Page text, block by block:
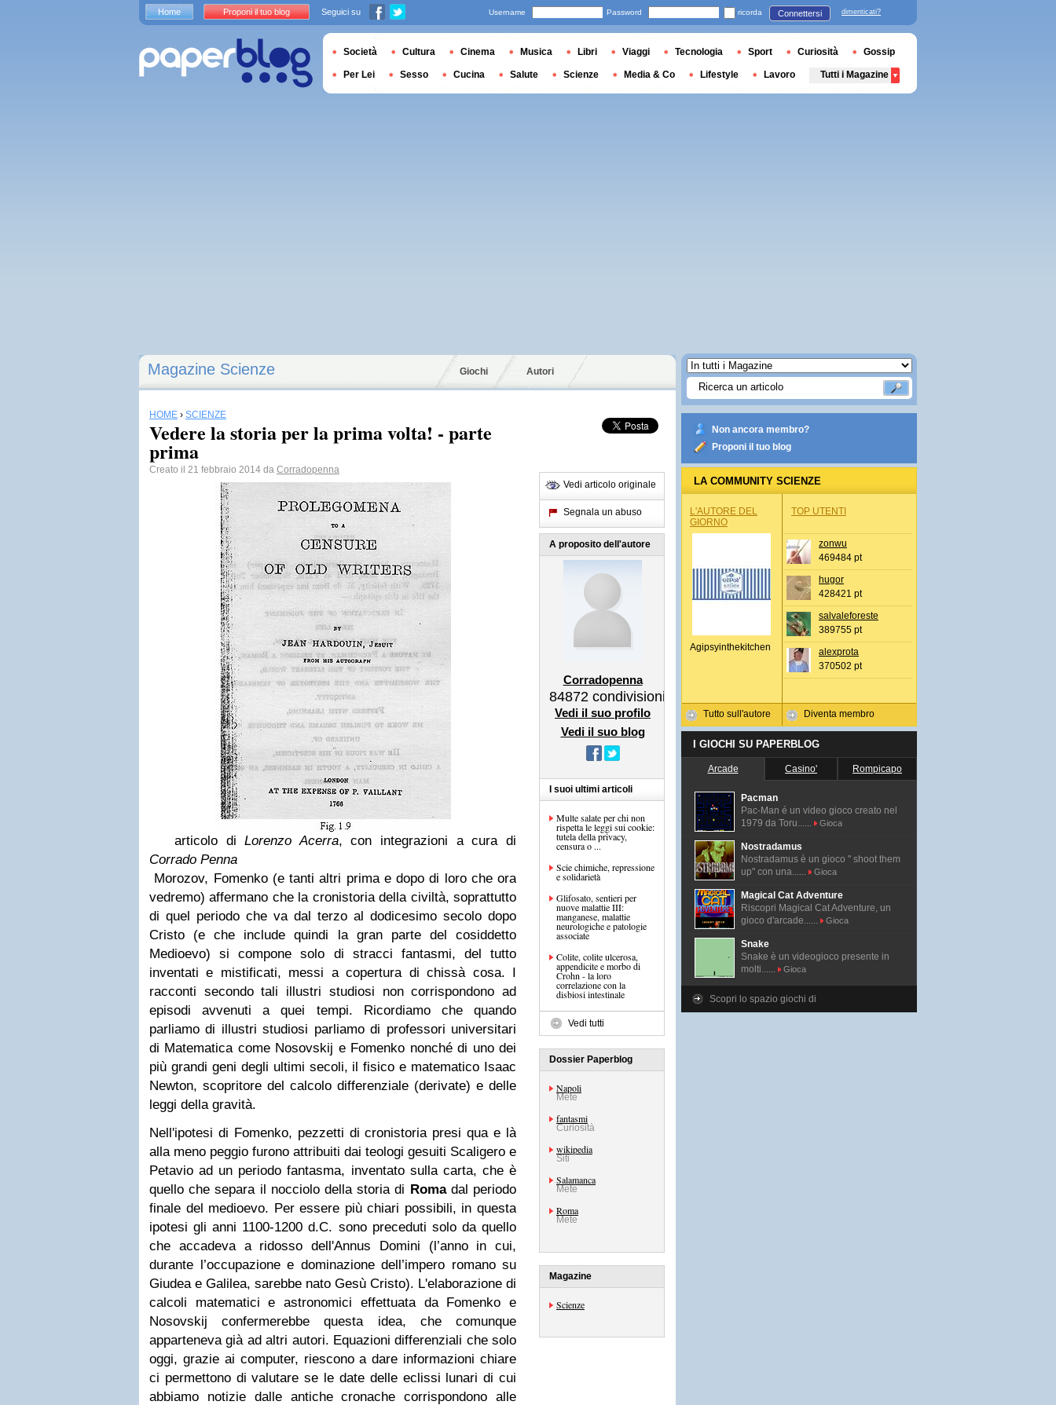
Magazine Scienze Giochi Autori
HOME › SCIENZE
Vedere la storia per la prima volta! - parte
prima
Creato il 21 febbraio 2014 da Corradopenna
articolo diLorenzo Acerra, con integrazioni a cura di
Corrado Penna
Morozov, Fomenko (e tanti altri prima e dopo di loro che ora
vedremo) affermano che la cronistoria della civiltà, soprattutto
di quel periodo che va dal terzo al dodicesimo secolo dopo
Cristo (e che include quindi la gran parte del cosiddetto
Medioevo) si compone solo di stracci fantasmi, del tutto
inventati e mistificati, messi a copertura di chissà cosa. I
racconti secondo tali illustri studiosi non corrispondono ad
episodi avvenuti a quei tempi. Ricordiamo che quando
parliamo di illustri studiosi parliamo di professori universitari
di Matematica come Nosovskij e Fomenko nonché di uno dei
più grandi geni degli ultimi secoli, il fisico e matematico Isaac
Newton, scopritore del calcolo differenziale (derivate) e delle
leggi della gravità.
Nell'ipotesi di Fomenko, pezzetti di cronistoria presi qua e là
alla meno peggio furono attribuiti dai teologi gesuiti Scaligero e
Petavio ad un periodo fantasma, inventato sulla carta, che è
quello che separa il nocciolo della storia di Romadal periodo
finale del medioevo. Per essere più chiari possibili, in questa
ipotesi gli anni 1100-1200 d.C. sono preceduti solo da quello
che accadeva a ridosso dell'Annus Domini (l’anno in cui,
durante l’occupazione e dominazione dell’impero romano su
Giudea e Galilea, sarebbe nato Gesù Cristo). L'elaborazione di
calcoli matematici e astronomici effettuata da Fomenko e
Nosovskij confermerebbe questa idea, che comunque
apparteneva già ad altri autori. Equazioni differenziali che solo
oggi, grazie ai computer, riescono a dare informazioni chiare
ci permettono di valutare se le date delle eclissi lunari di cui
abbiamo notizie dalle antiche cronache corrispondono alle
Vedi articolo originale
Segnala un abuso
A proposito dell'autore
Corradopenna
84872 condivisioni
Vedi il suo profilo
Vedi il suo blog
I suoi ultimi articoli
Multe salate per chi non
rispetta le leggi sui cookie:
tutela della privacy,
censura o ...
Scie chimiche, repressione
e solidarietà
Glifosato, sentieri per
nuove malattie III:
manganese, malattie
neurologiche e patologie
associate
Colite, colite ulcerosa,
appendicite e morbo di
Crohn - la loro
correlazione con la
disbiosi intestinale
Vedi tutti
Dossier Paperblog
Napoli
Mete
fantasmi
Curiosità
wikipedia
Siti
Salamanca
Mete
Roma
Mete
Magazine
Scienze
Non ancora membro?
Proponi il tuo blog
LA COMMUNITY SCIENZE
L'AUTORE DEL
GIORNO
Agipsyinthekitchen
Tutto sull'autore
TOP UTENTI
zonwu
469484 pt
hugor
428421 pt
salvaleforeste
389755 pt
alexprota
370502 pt
Diventa membro
I GIOCHI SU PAPERBLOG
Arcade Casino' Rompicapo
Pacman
Pac-Man é un video gioco creato nel
1979 da Toru......
Gioca
Nostradamus
Nostradamus è un gioco " shoot them
up" con una......
Gioca
Magical Cat Adventure
Riscopri Magical Cat Adventure, un
gioco d'arcade......
Gioca
Snake
Snake è un videogioco presente in
molti......
Gioca
Scopri lo spazio giochi di
Home Proponi il tuo blog Seguici su Username Password ricorda Connettersi dimenticati?
Società Cultura Cinema Musica Libri Viaggi Tecnologia Sport Curiosità Gossip
Per Lei Sesso Cucina Salute Scienze Media & Co Lifestyle Lavoro Tutti i Magazine